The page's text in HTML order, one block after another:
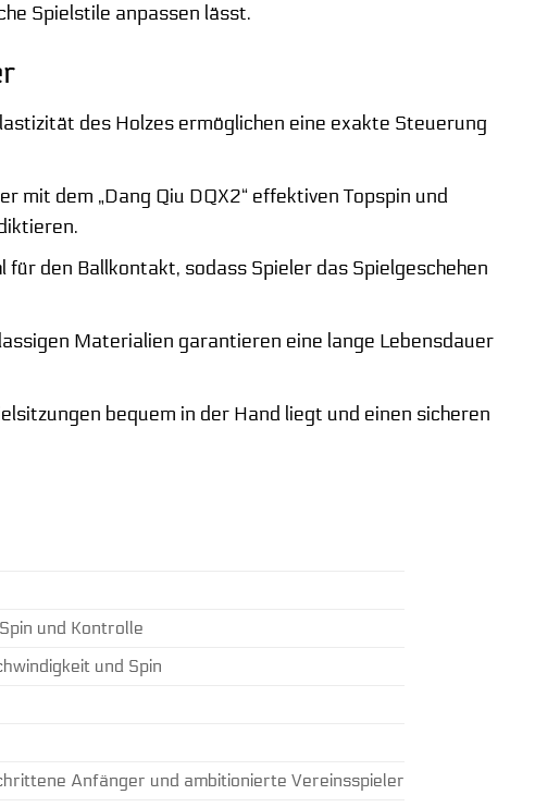
Spielstile anpassen lässt.
des Holzes ermöglichen eine exakte Steuerung
mit dem „Dang Qiu DQX2“ effektiven Topspin und
den Ballkontakt, sodass Spieler das Spielgeschehen
Materialien garantieren eine lange Lebensdauer
bequem in der Hand liegt und einen sicheren
und Kontrolle
und Spin
Anfänger und ambitionierte Vereinsspieler